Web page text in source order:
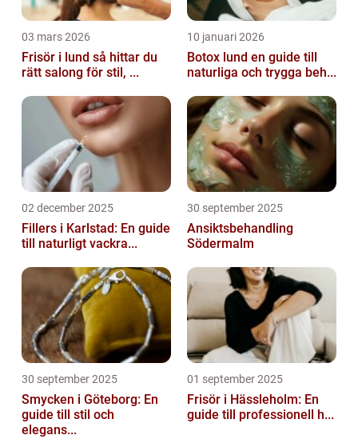
03 mars 2026
Frisör i lund så hittar du
rätt salong för stil, ...
10 januari 2026
Botox lund en guide till
naturliga och trygga beh...
02 december 2025
Fillers i Karlstad: En guide
till naturligt vackra...
30 september 2025
Ansiktsbehandling
Södermalm
30 september 2025
Smycken i Göteborg: En
guide till stil och
elegans...
01 september 2025
Frisör i Hässleholm: En
guide till professionell h...